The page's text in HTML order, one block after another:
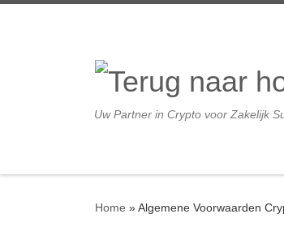
Uw Partner in Crypto voor Zakelijk
Home »Algemene Voorwaarden